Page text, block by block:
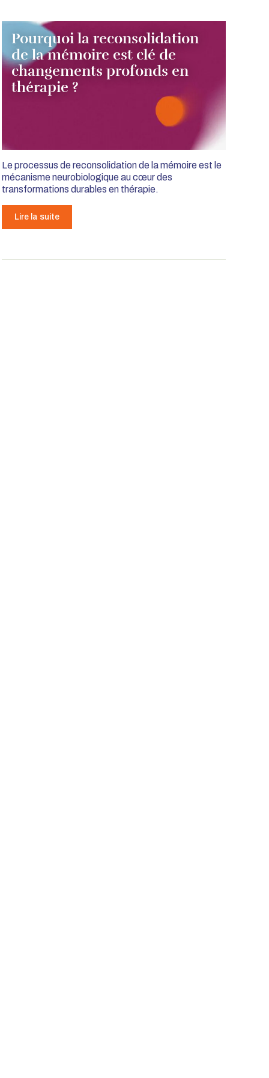
Pourquoi la reconsolidation
de la mémoire est clé de
changements profonds en
thérapie ?
Le processus de reconsolidation de la mémoire est le
mécanisme neurobiologique au cœur des
transformations durables en thérapie.